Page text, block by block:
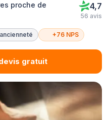
proche de
4,7
56 avis
+76 NPS
gratuit